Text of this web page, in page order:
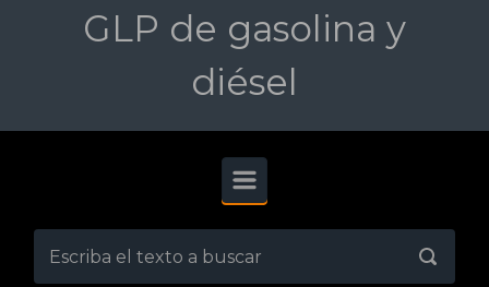
GLP de gasolina y
diésel